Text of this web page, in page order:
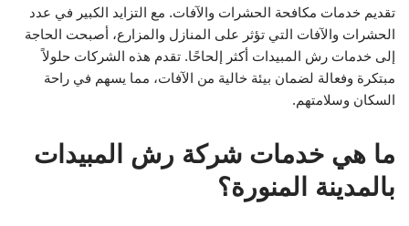
تقديم خدمات مكافحة الحشرات والآفات. مع التزايد الكبير في عدد
الحشرات والآفات التي تؤثر على المنازل والمزارع، أصبحت الحاجة
إلى خدمات رش المبيدات أكثر إلحاحًا. تقدم هذه الشركات حلولاً
مبتكرة وفعالة لضمان بيئة خالية من الآفات، مما يسهم في راحة
السكان وسلامتهم.
ما هي خدمات شركة رش المبيدات
بالمدينة المنورة؟